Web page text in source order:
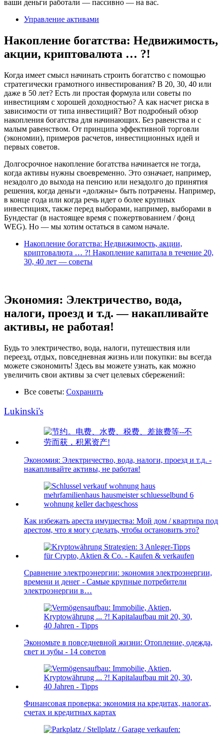
ваши деньги работали — пассивно — на вас.
Управление активами
Накопление богатства: Недвижимость,
акции, криптовалюта … ?!
Когда имеет смысл начинать строить богатство с помощью
стратегически грамотного инвестирования? В 20, 30, 40 или
даже в 50 лет? Есть ли простая формула или советы по
инвестициям с хорошей доходностью? А как насчет риска в
зависимости от типа инвестиций? Вот подробный обзор
накопления богатства для начинающих. Без равенства и с
малым равенством. От принципа эффективной торговли
(экономии), примеров расчетов, инвестиционных идей и
первых советов.
Долгосрочное накопление богатства начинается не тогда,
когда активы нужны своевременно. Это означает, например,
незадолго до выхода на пенсию или незадолго до принятия
решения, когда деньги «должны» быть потрачены. Например,
в конце года или когда речь идет о более крупных
инвестициях, также перед выборами, например, выборами в
Бундестаг (в настоящее время с пожертвованием / фонд
WEG). Но — мы хотим остаться в самом начале.
Накопление богатства: Недвижимость, акции,
криптовалюта … ?! Накопление капитала в течение 20,
30, 40 лет — советы
Экономия: Электричество, вода,
налоги, проезд и т.д. — накапливайте
активы, не работая!
Будь то электричество, вода, налоги, путешествия или
переезд, отдых, повседневная жизнь или покупки: вы всегда
можете сэкономить! Здесь вы можете узнать, как можно
увеличить свои активы за счет целевых сбережений:
Все советы: Сохранить
Lukinski's
Экономия: Электричество, вода, налоги, проезд и т.д. -
накапливайте активы, не работая!
Как избежать ареста имущества: Мой дом / квартира под
арестом, что я могу сделать, чтобы остановить это?
Сравнение электроэнергии: экономия электроэнергии,
времени и денег - Самые крупные потребители
электроэнергии в…
Экономьте в повседневной жизни: Отопление, одежда,
свет и зубы - 14 советов
Финансовая проверка: экономия на кредитах, налогах,
счетах и кредитных картах